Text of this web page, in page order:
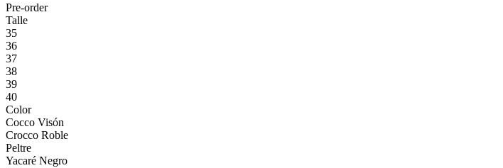
Pre-order
Talle
35
36
37
38
39
40
Color
Cocco Visón
Crocco Roble
Peltre
Yacaré Negro